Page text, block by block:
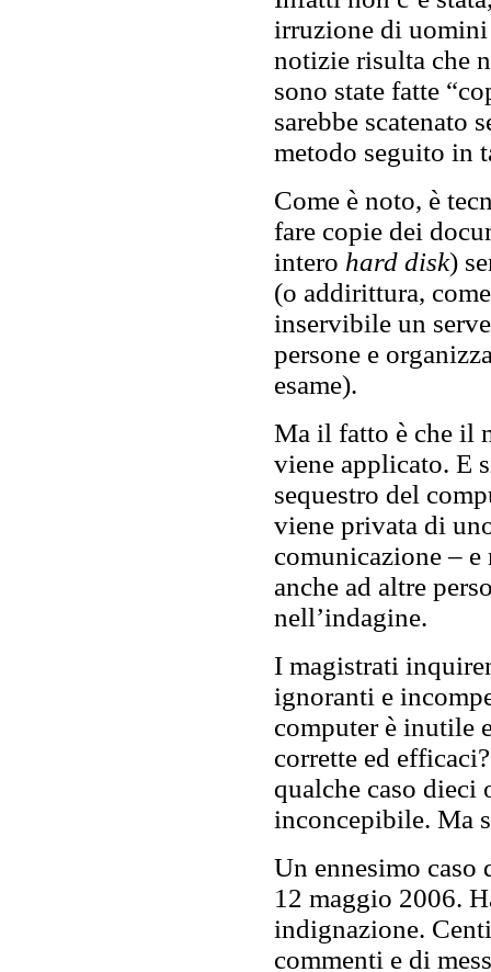
irruzione di
notizie risulta che
sono state fatte
sarebbe scatenato
metodo seguito in
Come è noto, è
fare copie dei
intero hard disk)
(o addirittura,
inservibile un
persone e
esame).
Ma il fatto è che il
viene applicato. E
sequestro del
viene privata di
comunicazione –
anche ad altre
nell’indagine.
I magistrati
ignoranti e
computer è inutile
corrette ed
qualche caso dieci
inconcepibile. Ma
Un ennesimo caso
12 maggio 2006.
indignazione.
commenti e di